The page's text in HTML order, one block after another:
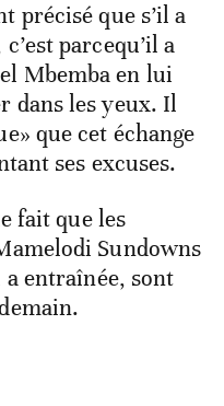
précisé que s’il a
parcequ’il a
Mbemba en lui
dans les yeux. Il
que cet échange
ses excuses.
fait que les
Sundowns
a entraînée, sont